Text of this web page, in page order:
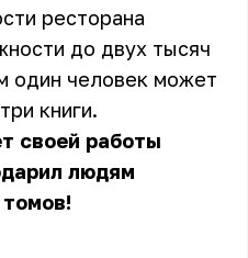
ресторана
до двух тысяч
один человек может
книги.
своей работы
людям